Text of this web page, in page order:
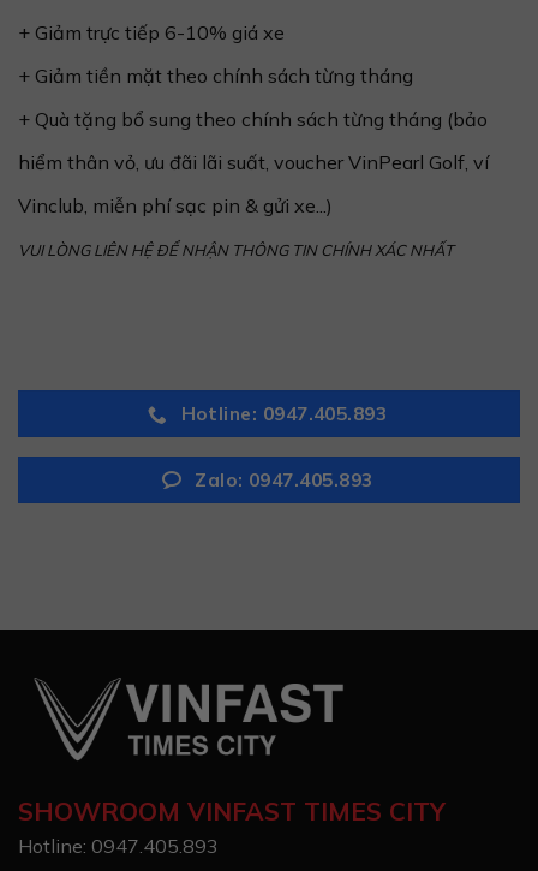
+ Giảm trực tiếp 6-10% giá xe
+ Giảm tiền mặt theo chính sách từng tháng
+ Quà tặng bổ sung theo chính sách từng tháng (bảo
hiểm thân vỏ, ưu đãi lãi suất, voucher VinPearl Golf, ví
Vinclub, miễn phí sạc pin & gửi xe...)
VUI LÒNG LIÊN HỆ ĐỂ NHẬN THÔNG TIN CHÍNH XÁC NHẤT
Hotline: 0947.405.893
Zalo: 0947.405.893
SHOWROOM VINFAST TIMES CITY
Hotline: 0947.405.893